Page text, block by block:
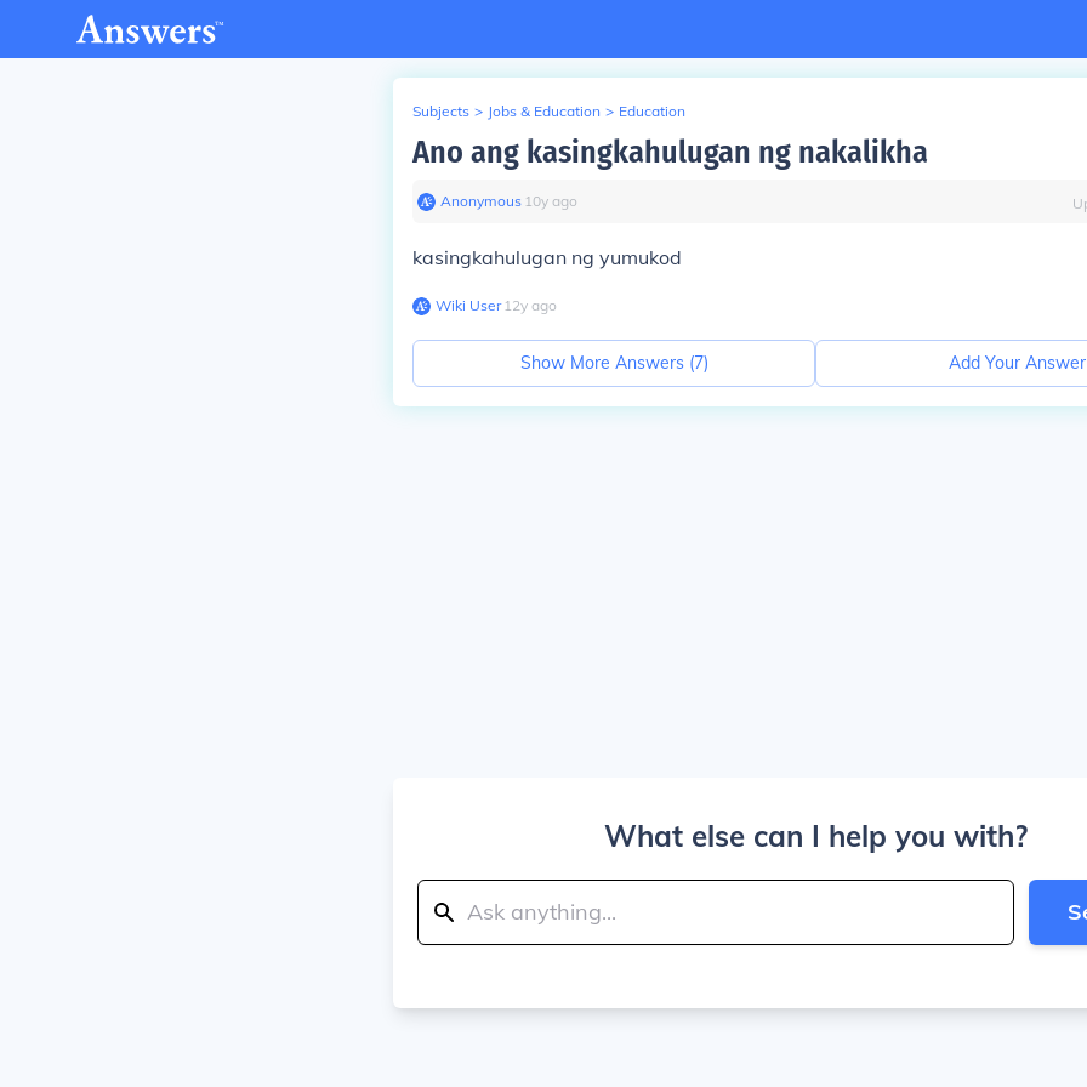
Subjects > Jobs & Education > Education
Ano ang kasingkahulugan ng nakalikha
Anonymous∙ 10y ago
kasingkahulugan ng yumukod
Wiki User∙12y ago
Show More Answers (7) Add Your Answer
What else can I help you with?